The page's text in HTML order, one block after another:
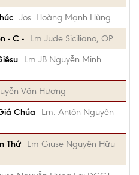
Jos. Hoàng Mạnh Hùng
- C -
Lm Jude Siciliano, OP
Lm JB Nguyễn Minh
Văn Hương
Chúa
Lm. Antôn Nguyễn
Thứ
Lm Giuse Nguyễn Hữu